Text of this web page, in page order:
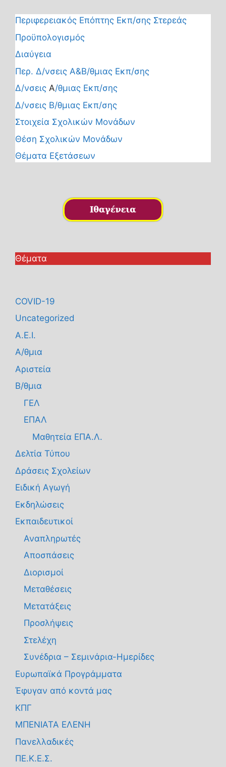
Περιφερειακός Επόπτης Εκπ/σης Στερεάς
Προϋπολογισμός
Διαύγεια
Περ. Δ/νσεις Α&Β/θμιας Εκπ/σης
Δ/νσεις Α/θμιας Εκπ/σης
Δ/νσεις Β/θμιας Εκπ/σης
Στοιχεία Σχολικών Μονάδων
Θέση Σχολικών Μονάδων
Θέματα Εξετάσεων
Θέματα
COVID-19
Uncategorized
Α.Ε.Ι.
Α/θμια
Αριστεία
Β/θμια
ΓΕΛ
ΕΠΑΛ
Μαθητεία ΕΠΑ.Λ.
Δελτία Τύπου
Δράσεις Σχολείων
Ειδική Αγωγή
Εκδηλώσεις
Εκπαιδευτικοί
Αναπληρωτές
Αποσπάσεις
Διορισμοί
Μεταθέσεις
Μετατάξεις
Προσλήψεις
Στελέχη
Συνέδρια – Σεμινάρια-Ημερίδες
Ευρωπαϊκά Προγράμματα
Έφυγαν από κοντά μας
ΚΠΓ
ΜΠΕΝΙΑΤΑ ΕΛΕΝΗ
Πανελλαδικές
ΠΕ.Κ.Ε.Σ.